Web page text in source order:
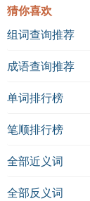
猜你喜欢
组词查询推荐
成语查询推荐
单词排行榜
笔顺排行榜
全部近义词
全部反义词